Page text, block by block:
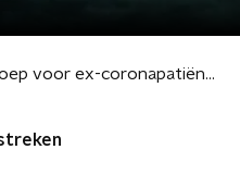
Facebookgroep voor ex-coronapatiënten